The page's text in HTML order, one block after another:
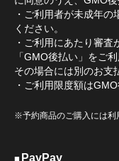
・ご利用者が未成年
ください。
・ご利用にあたり審
「GMO後払い」をご
その場合には別のお支
・ご利用限度額は
※予約商品のご購入には利
PayPay